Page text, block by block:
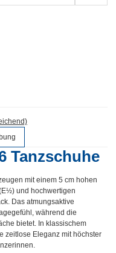
Tanzschuhe
mit einem 5 cm hohen
und hochwertigen
Das atmungsaktive
während die
bietet. In klassischem
zeitlose Eleganz mit höchster